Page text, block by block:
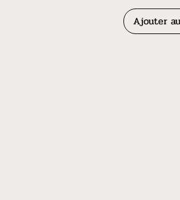
Ajouter